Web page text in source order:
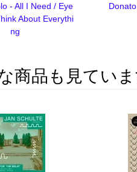
- All I Need / Eye
About Everythi
ng
商品も見てい